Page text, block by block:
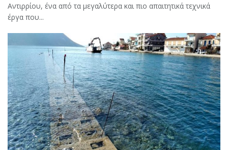
Αντιρρίου, ένα από τα μεγαλύτερα και πιο απαιτητικά τεχνικά
έργα που...